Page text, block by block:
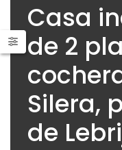
Casa
de 2
Silera,
de